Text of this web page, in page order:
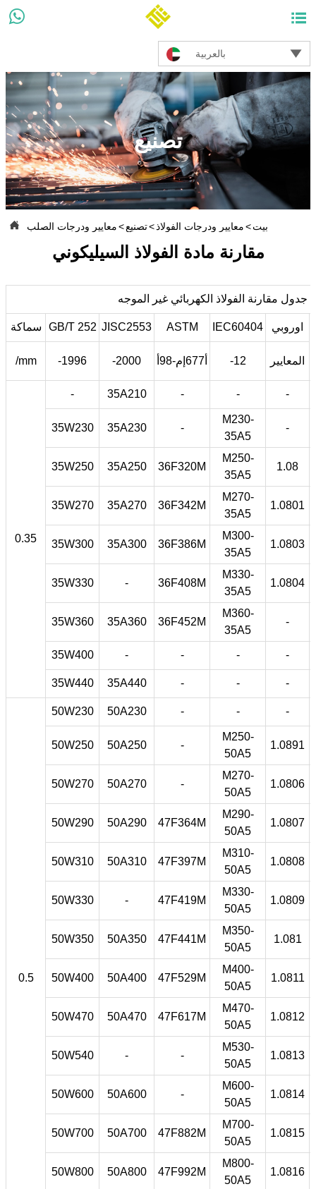
 
بالعربية 
تصنيع
 بيت>معايير ودرجات الفولاذ >تصنيع>معايير ودرجات الصلب
مقارنة مادة الفولاذ السيليكوني
جدول مقارنة الفولاذ الكهربائي غير الموجه
سماكة GB/T 252 JISC2553 ASTM IEC60404
اوروبي
/mm
-1996 -2000 -12 المعايير
0.35
- 35A210 - - -
35W230 35A230 -
M230-
35A5
-
35W250 35A250 36F320M
M250-
35A5
1.08
35W270 35A270 36F342M
M270-
35A5
1.0801
35W300 35A300 36F386M
M300-
35A5
1.0803
35W330 - 36F408M
M330-
35A5
1.0804
35W360 35A360 36F452M
M360-
35A5
-
35W400 - - - -
35W440 35A440 - - -
0.5
50W230 50A230 - - -
50W250 50A250 -
M250-
50A5
1.0891
50W270 50A270 -
M270-
50A5
1.0806
50W290 50A290 47F364M
M290-
50A5
1.0807
50W310 50A310 47F397M
M310-
50A5
1.0808
50W330 - 47F419M
M330-
50A5
1.0809
50W350 50A350 47F441M
M350-
50A5
1.081
50W400 50A400 47F529M
M400-
50A5
1.0811
50W470 50A470 47F617M
M470-
50A5
1.0812
50W540 - -
M530-
50A5
1.0813
50W600 50A600 -
M600-
50A5
1.0814
50W700 50A700 47F882M
M700-
50A5
1.0815
50W800 50A800 47F992M
M800-
50A5
1.0816